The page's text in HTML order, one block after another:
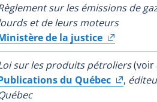
sur les émissions de
et de leurs moteurs
de la justice
sur les produits pétroliers(voir
du Québec
,